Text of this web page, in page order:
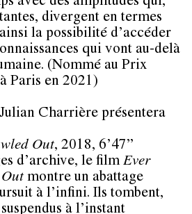
divergent en termes
la possibilité d’accéder
qui vont au-delà
(Nommé au Prix
Paris en 2021)
Charrière présentera
Out, 2018, 6’47”
d’archive, le filmEver
montre un abattage
à l’infini. Ils tombent,
à l’instant